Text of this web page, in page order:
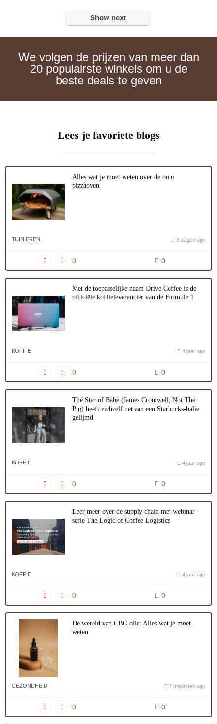
Show next
We volgen de prijzen van meer dan
20 populairste winkels om u de
beste deals te geven
Lees je favoriete blogs
Alles wat je moet weten over de ooni
pizzaoven
TUINIEREN 3 dagen ago
0 0
Met de toepasselijke naam Drive Coffee is de
officiële koffieleverancier van de Formule 1
KOFFIE 4 jaar ago
0 0
The Star of Babe (James Cromwell, Not The
Pig) heeft zichzelf net aan een Starbucks-balie
gelijmd
KOFFIE 4 jaar ago
0 0
Leer meer over de supply chain met webinar-
serie The Logic of Coffee Logistics
KOFFIE 4 jaar ago
0 0
De wereld van CBG olie: Alles wat je moet
weten
GEZONDHEID 7 maanden ago
0 0